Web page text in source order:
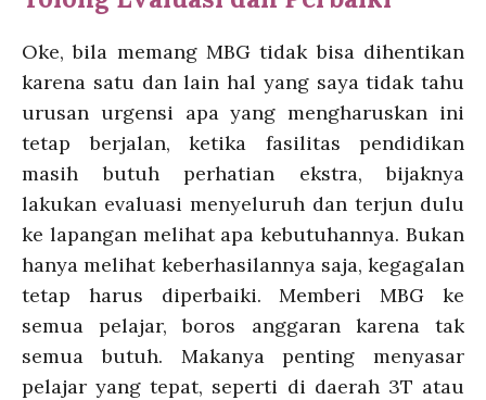
Oke, bila memang MBG tidak bisa dihentikan
karena satu dan lain hal yang saya tidak tahu
urusan urgensi apa yang mengharuskan ini
tetap berjalan, ketika fasilitas pendidikan
masih butuh perhatian ekstra, bijaknya
lakukan evaluasi menyeluruh dan terjun dulu
ke lapangan melihat apa kebutuhannya. Bukan
hanya melihat keberhasilannya saja, kegagalan
tetap harus diperbaiki. Memberi MBG ke
semua pelajar, boros anggaran karena tak
semua butuh. Makanya penting menyasar
pelajar yang tepat, seperti di daerah 3T atau